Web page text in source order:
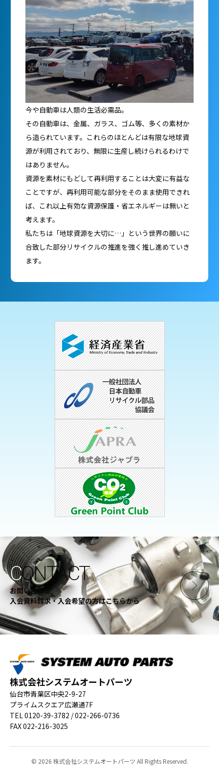
今や自動車は人類の生活必需品。
その自動車は、金属、ガラス、ゴム等、多くの素材か
ら造られています。 これらのほとんどは有限な地球資
源が利用されており、 無限に生産し続けられるわけで
はありません。
資源を素材にもどして再利用することは大変に有益な
ことですが、再利用可能な部分をそのまま使用できれ
ば、 これ以上有効な資源保護・省エネルギーは無いと
考えます。
私たちは「地球資源を大切に…」という世界の願いに
合致した部分リサイクルの推進を強く推し進めていき
ます。
CONTACT
お問い合わせ
入会資料請求・入会希望の方はこちらから
株式会社システムオートパーツ
仙台市青葉区中央2-9-27
プライムスクエア広瀬通7F
TEL 0120-39-3782 / 022-266-0736
FAX 022-216-3025
© 2026 株式会社システムオートパーツ All Rights Reserved.